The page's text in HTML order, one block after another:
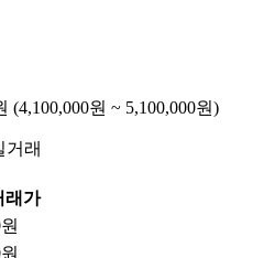
(4,100,000원 ~ 5,100,000원)
거래
래가